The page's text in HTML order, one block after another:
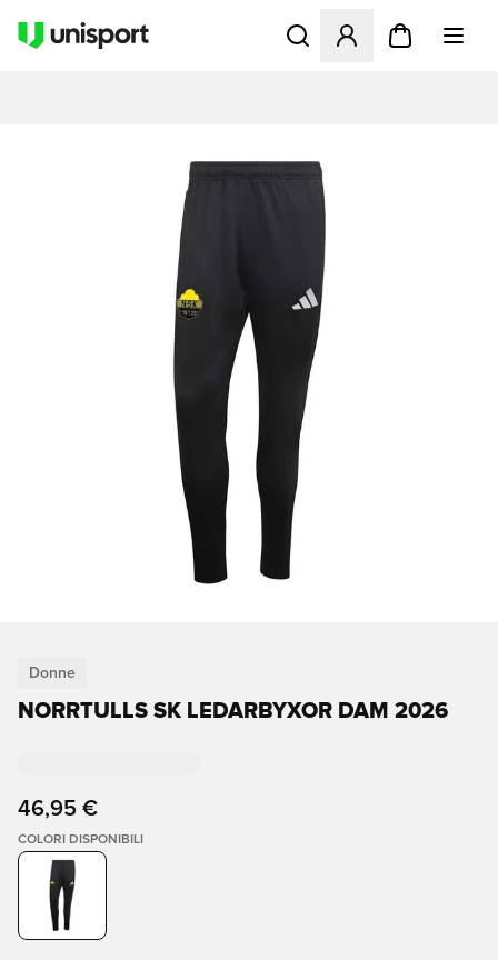
Apre una finestra modale
Donne
NORRTULLS SK LEDARBYXOR DAM 2026
46,95 €
COLORI DISPONIBILI